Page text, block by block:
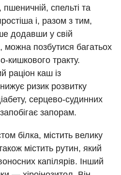
пшеничній, спельті та
і, разом з тим,
додавши у свій
можна позбутися багатьох
кишкового тракту.
раціон каш із
ризик розвитку
серцево-судинних
запорам.
білка, містить велику
містить рутин, який
капілярів. Інший